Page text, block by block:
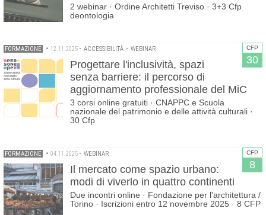
2 webinar · Ordine Architetti Treviso · 3+3 Cfp
deontologia
CFP
30
FORMAZIONE • 12.11.2025 • ACCESSIBILITÀ • WEBINAR
Progettare l'inclusività, spazi
senza barriere: il percorso di
aggiornamento professionale del MiC
3 corsi online gratuiti · CNAPPC e Scuola
nazionale del patrimonio e delle attività culturali ·
30 Cfp
CFP
8
FORMAZIONE • 04.11.2025 • WEBINAR
Il mercato come spazio urbano:
modi di viverlo in quattro continenti
Due incontri online · Fondazione per l'architettura /
Torino · Iscrizioni entro 12 novembre 2025 · 8 CFP